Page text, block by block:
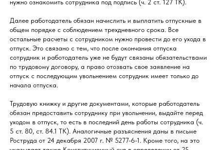
нужно ознакомить сотрудника под подпись (ч. 2 ст. 127 ТК).
Далее работодатель обязан начислить и выплатить отпускные в
общем порядке с соблюдением трехдневного срока. Все
остальные расчеты с сотрудником нужно провести до его ухода в
отпуск. Это связано с тем, что после окончания отпуска
сотрудник и работодатель уже не будут связаны обязательствами
по трудовому договору, а право отозвать свое заявление на
отпуск с последующим увольнением сотрудник имеет только до
начала отпуска.
Трудовую книжку и другие документами, которые работодатель
обязан предоставить сотруднику при увольнении, выдайте перед
уходом в отпуск, то есть в последний день работы сотрудника (ч.
5 ст. 80, ст. 84.1 ТК). Аналогичные разъяснения даны в письме
Роструда от 24 декабря 2007 г. № 5277-6-1. Кроме того, на это